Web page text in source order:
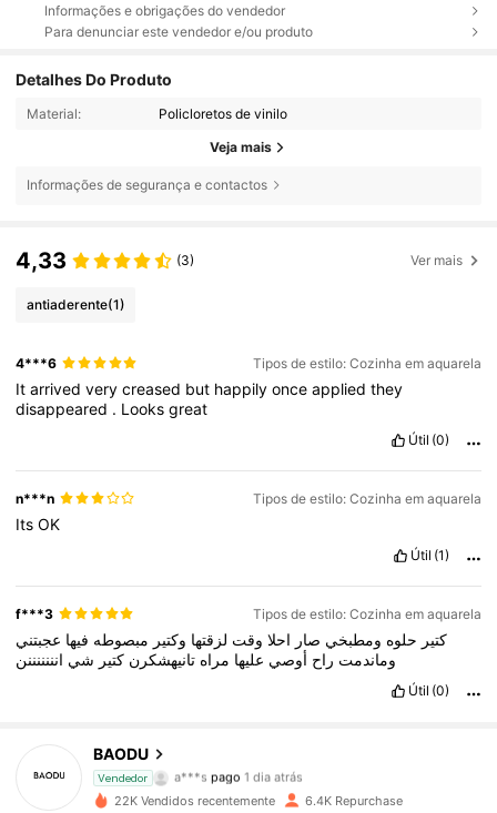
Informações e obrigações do vendedor
Para denunciar este vendedor e/ou produto
Detalhes Do Produto
Material: Policloretos de vinilo
Veja mais
Informações de segurança e contactos
4,33 (3) Ver mais
antiaderente(1)
4***6 Tipos de estilo: Cozinha em aquarela
Itarrivedverycreased but happilyonceappliedthey
disappeared . Looksgreat
Útil (0)
n***n Tipos de estilo: Cozinha em aquarela
ItsOK
Útil (1)
f***3 Tipos de estilo: Cozinha em aquarela
كتير حلوه ومطبخي صار احلا وقت لزقتها وكتير مبصوطه فيها عجبتني
وماندمت راح أوصي عليها مراه تانيهشكرن كتير شي انننننننن
Útil (0)
BAODU
Vendedor
a***s pago 1 dia atrás
22K Vendidos recentemente 6.4K Repurchase